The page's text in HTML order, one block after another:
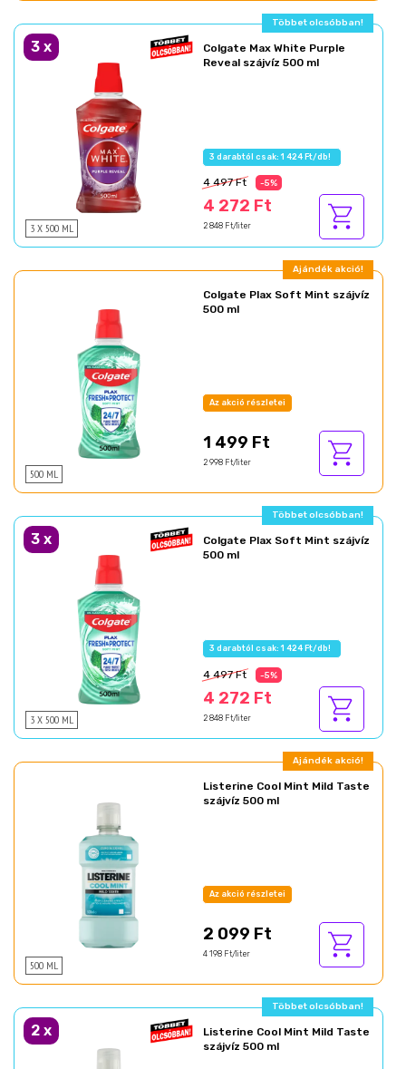
Többet olcsóbban!
3 x
3 X 500 ML
Colgate Max White Purple
Reveal szájvíz 500 ml
3 darabtól csak: 1 424 Ft/db!
4 497 Ft -5%
4 272 Ft
2 848 Ft/liter
Ajándék akció!
500 ML
Colgate Plax Soft Mint szájvíz
500 ml
Az akció részletei
1 499 Ft
2 998 Ft/liter
Többet olcsóbban!
3 x
3 X 500 ML
Colgate Plax Soft Mint szájvíz
500 ml
3 darabtól csak: 1 424 Ft/db!
4 497 Ft -5%
4 272 Ft
2 848 Ft/liter
Ajándék akció!
500 ML
Listerine Cool Mint Mild Taste
szájvíz 500 ml
Az akció részletei
2 099 Ft
4 198 Ft/liter
Többet olcsóbban!
2 x
Listerine Cool Mint Mild Taste
szájvíz 500 ml